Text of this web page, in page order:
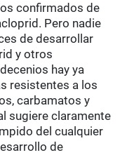
confirmados de
Pero nadie
de desarrollar
y otros
hay ya
resistentes a los
carbamatos y
sugiere claramente
del cualquier
de